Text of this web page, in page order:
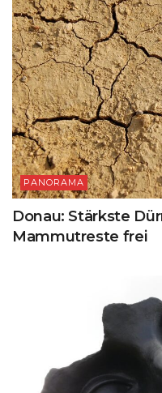
PANORAMA
Donau: Stärkste
Mammutreste frei